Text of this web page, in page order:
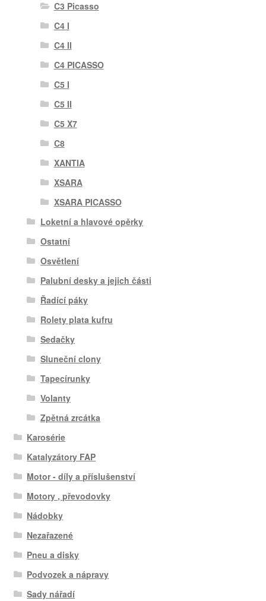
C3 Picasso
C4 I
C4 II
C4 PICASSO
C5 I
C5 II
C5 X7
C8
XANTIA
XSARA
XSARA PICASSO
Loketní a hlavové opěrky
Ostatní
Osvětlení
Palubní desky a jejich části
Řadící páky
Rolety plata kufru
Sedačky
Sluneční clony
Tapecírunky
Volanty
Zpětná zrcátka
Karosérie
Katalyzátory FAP
Motor - díly a příslušenství
Motory , převodovky
Nádobky
Nezařazené
Pneu a disky
Podvozek a nápravy
Sady nářadí